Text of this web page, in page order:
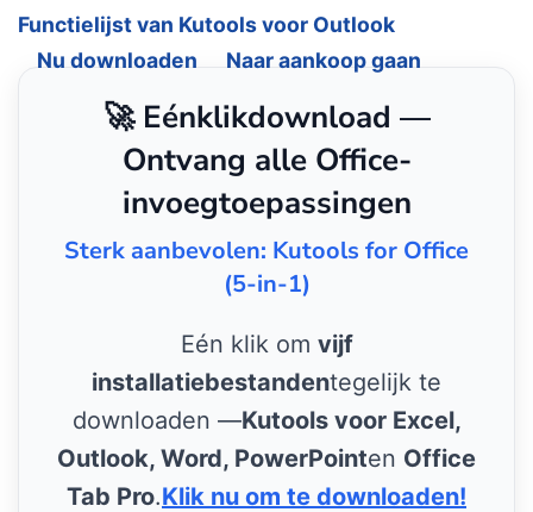
Functielijst van Kutools voor Outlook
Nu downloaden
Naar aankoop gaan
🚀 Eénklikdownload —
Ontvang alle Office-
invoegtoepassingen
Sterk aanbevolen: Kutools for Office
(5-in-1)
Eén klik om vijf
installatiebestandentegelijk te
downloaden —Kutools voor Excel,
Outlook, Word, PowerPointen Office
Tab Pro.Klik nu om te downloaden!